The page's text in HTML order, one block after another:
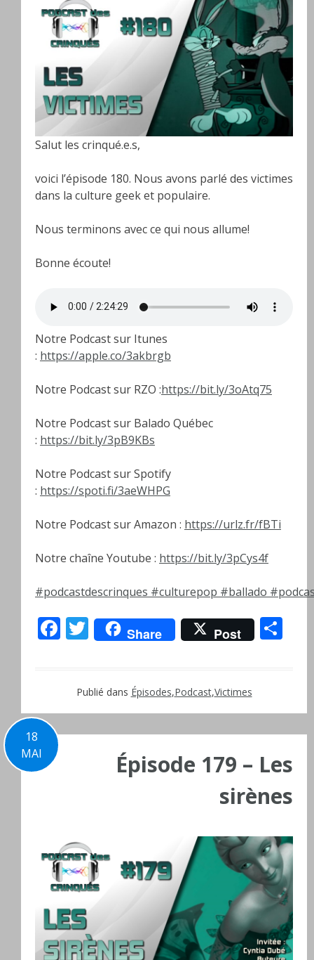
Salut les crinqué.e.s,
voici l’épisode 180. Nous avons parlé des victimes
dans la culture geek et populaire.
Nous terminons avec ce qui nous allume!
Bonne écoute!
Notre Podcast sur Itunes
: https://apple.co/3akbrgb
Notre Podcast sur RZO :https://bit.ly/3oAtq75
Notre Podcast sur Balado Québec
: https://bit.ly/3pB9KBs
Notre Podcast sur Spotify
: https://spoti.fi/3aeWHPG
Notre Podcast sur Amazon : https://urlz.fr/fBTi
Notre chaîne Youtube : https://bit.ly/3pCys4f
#podcastdescrinques #culturepop #ballado
Facebook
Twitter
Share Post
Publié dans Épisodes,Podcast,Victimes
18
MAI
Épisode 179 – Les
sirènes